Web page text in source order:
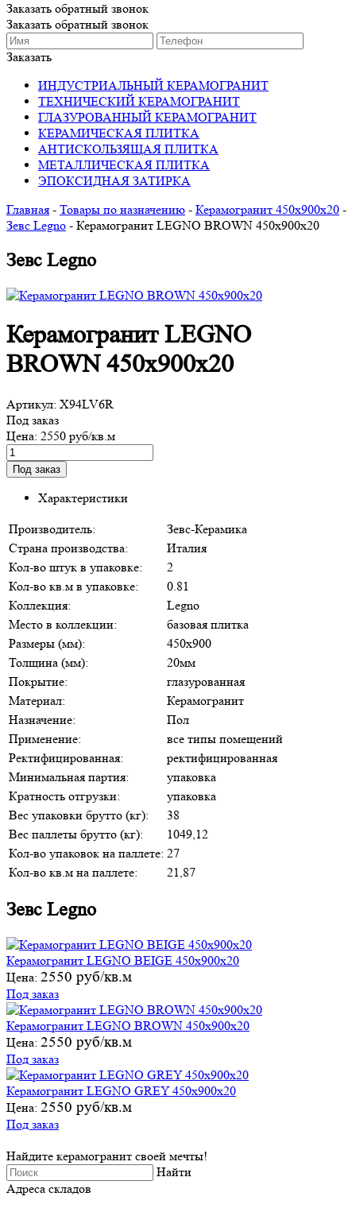
Заказать обратный звонок
Заказать обратный звонок
Заказать
ИНДУСТРИАЛЬНЫЙ КЕРАМОГРАНИТ
ТЕХНИЧЕСКИЙ КЕРАМОГРАНИТ
ГЛАЗУРОВАННЫЙ КЕРАМОГРАНИТ
КЕРАМИЧЕСКАЯ ПЛИТКА
АНТИСКОЛЬЗЯЩАЯ ПЛИТКА
МЕТАЛЛИЧЕСКАЯ ПЛИТКА
ЭПОКСИДНАЯ ЗАТИРКА
Главная - Товары по назначению - Керамогранит 450х900х20 -
Зевс Legno - Керамогранит LEGNO BROWN 450х900х20
Зевс Legno
Керамогранит LEGNO
BROWN 450х900х20
Артикул: X94LV6R
Под заказ
Цена: 2550 руб/кв.м
Характеристики
Производитель:
Зевс-Керамика
Страна производства:
Италия
Кол-во штук в упаковке:
2
Кол-во кв.м в упаковке:
0.81
Коллекция:
Legno
Место в коллекции:
базовая плитка
Размеры (мм):
450х900
Толщина (мм):
20мм
Покрытие:
глазурованная
Материал:
Керамогранит
Назначение:
Пол
Применение:
все типы помещений
Ректифицированная:
ректифицированная
Минимальная партия:
упаковка
Кратность отгрузки:
упаковка
Вес упаковки брутто (кг):
38
Вес паллеты брутто (кг):
1049,12
Кол-во упаковок на паллете: 27
Кол-во кв.м на паллете:
21,87
Зевс Legno
Керамогранит LEGNO BEIGE 450х900х20
Цена: 2550 руб/кв.м
Под заказ
Керамогранит LEGNO BROWN 450х900х20
Цена: 2550 руб/кв.м
Под заказ
Керамогранит LEGNO GREY 450х900х20
Цена: 2550 руб/кв.м
Под заказ
Найдите керамогранит своей мечты!
Найти
Адреса складов